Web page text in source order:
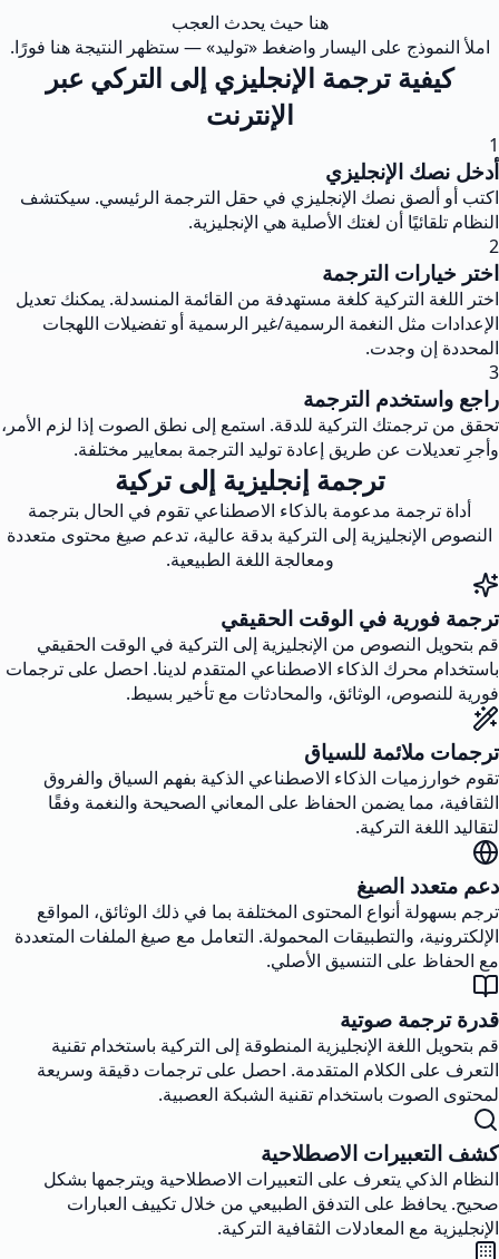
هنا حيث يحدث العجب
املأ النموذج على اليسار واضغط «توليد» — ستظهر النتيجة هنا فورًا.
كيفية ترجمة الإنجليزي إلى التركي عبر
الإنترنت
1
أدخل نصك الإنجليزي
اكتب أو ألصق نصك الإنجليزي في حقل الترجمة الرئيسي. سيكتشف
النظام تلقائيًا أن لغتك الأصلية هي الإنجليزية.
2
اختر خيارات الترجمة
اختر اللغة التركية كلغة مستهدفة من القائمة المنسدلة. يمكنك تعديل
الإعدادات مثل النغمة الرسمية/غير الرسمية أو تفضيلات اللهجات
المحددة إن وجدت.
3
راجع واستخدم الترجمة
تحقق من ترجمتك التركية للدقة. استمع إلى نطق الصوت إذا لزم الأمر،
وأجرِ تعديلات عن طريق إعادة توليد الترجمة بمعايير مختلفة.
ترجمة إنجليزية إلى تركية
أداة ترجمة مدعومة بالذكاء الاصطناعي تقوم في الحال بترجمة
النصوص الإنجليزية إلى التركية بدقة عالية، تدعم صيغ محتوى متعددة
ومعالجة اللغة الطبيعية.
ترجمة فورية في الوقت الحقيقي
قم بتحويل النصوص من الإنجليزية إلى التركية في الوقت الحقيقي
باستخدام محرك الذكاء الاصطناعي المتقدم لدينا. احصل على ترجمات
فورية للنصوص، الوثائق، والمحادثات مع تأخير بسيط.
ترجمات ملائمة للسياق
تقوم خوارزميات الذكاء الاصطناعي الذكية بفهم السياق والفروق
الثقافية، مما يضمن الحفاظ على المعاني الصحيحة والنغمة وفقًا
لتقاليد اللغة التركية.
دعم متعدد الصيغ
ترجم بسهولة أنواع المحتوى المختلفة بما في ذلك الوثائق، المواقع
الإلكترونية، والتطبيقات المحمولة. التعامل مع صيغ الملفات المتعددة
مع الحفاظ على التنسيق الأصلي.
قدرة ترجمة صوتية
قم بتحويل اللغة الإنجليزية المنطوقة إلى التركية باستخدام تقنية
التعرف على الكلام المتقدمة. احصل على ترجمات دقيقة وسريعة
لمحتوى الصوت باستخدام تقنية الشبكة العصبية.
كشف التعبيرات الاصطلاحية
النظام الذكي يتعرف على التعبيرات الاصطلاحية ويترجمها بشكل
صحيح. يحافظ على التدفق الطبيعي من خلال تكييف العبارات
الإنجليزية مع المعادلات الثقافية التركية.